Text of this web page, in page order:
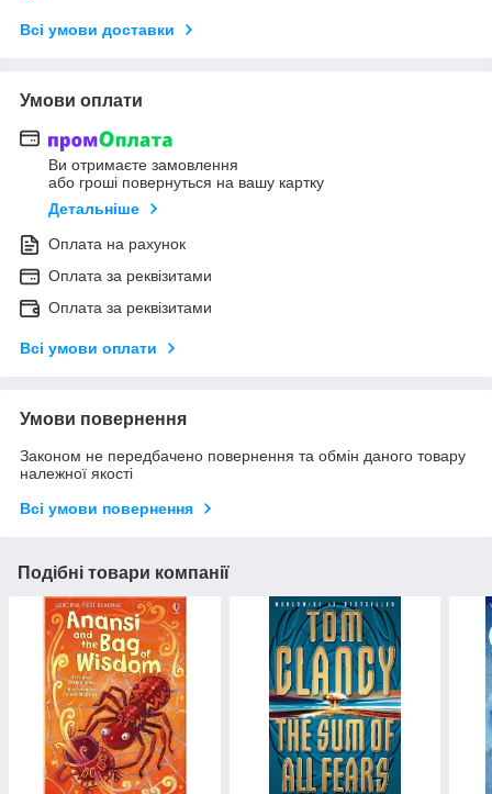
Всі умови доставки
Умови оплати
Ви отримаєте замовлення
або гроші повернуться на вашу картку
Детальніше
Оплата на рахунок
Оплата за реквізитами
Оплата за реквізитами
Всі умови оплати
Умови повернення
Законом не передбачено повернення та обмін даного товару
належної якості
Всі умови повернення
Подібні товари компанії